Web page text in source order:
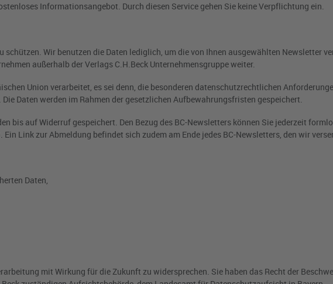
Informationsangebot. Durch diesen Service gehen Sie keine Verpflichtung ein.
Wir benutzen die Daten lediglich, um die von Ihnen ausgewählten Newsletter
außerhalb der Verlags C.H.Beck Unternehmensgruppe weiter.
Union verarbeitet, es sei denn, die besonderen datenschutzrechtlichen
Daten werden im Rahmen der gesetzlichen Aufbewahrungsfristen gespeichert.
bis auf Widerruf gespeichert. Den Bezug des BC-Newsletters können Sie jederzeit
Link zur Abmeldung befindet sich zudem am Ende jedes BC-Newsletters, den wir
Daten,
mit Wirkung für die Zukunft zu widersprechen. Sie haben das Recht der